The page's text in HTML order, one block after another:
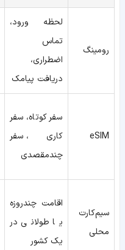
رومینگ
لحظه ورود،
تماس
اضطراری،
دریافت پیامک
eSIM
سفر کوتاه، سفر
کاری، سفر
چندمقصدی
سیم‌کارت
محلی
اقامت چندروزه
یا طولانی در
یک کشور